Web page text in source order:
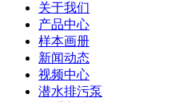
关于我们
产品中心
样本画册
新闻动态
视频中心
潜水排污泵